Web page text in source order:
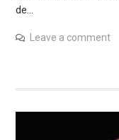
de…
Leave a comment